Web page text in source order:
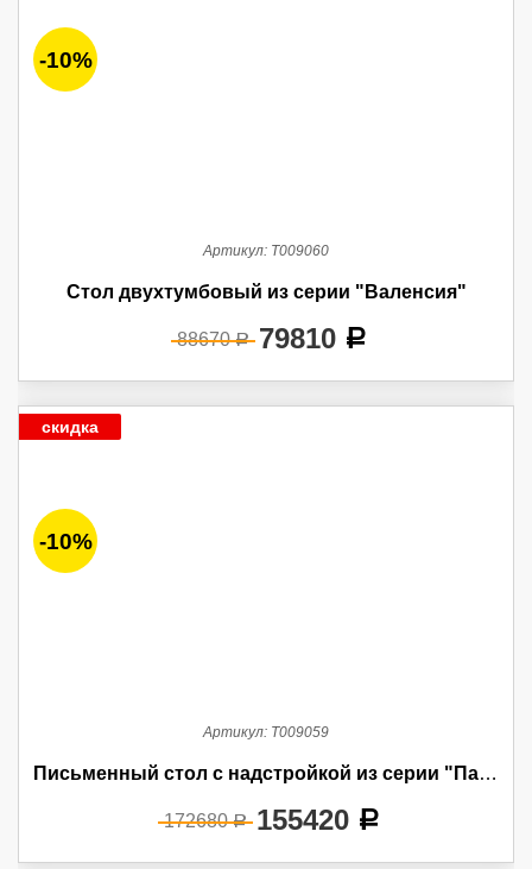
-10%
Артикул: Т009060
Стол двухтумбовый из серии "Валенсия"
88670a 79810 a
скидка
-10%
Артикул: Т009059
Письменный стол с надстройкой из серии "Пальма"
172680a 155420 a